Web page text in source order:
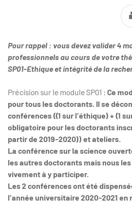
Pour rappel : vous devez valider 4
professionnels au cours de votre
SP01-Ethique et intégrité de la
Précision sur le module SP01 : Ce
pour tous les doctorants. Il se
conférences ((1 sur l'éthique) + (1
obligatoire pour les doctorants
partir de 2019-2020)) et ateliers.
La conférence sur la science
les autres doctorants mais nous
vivement à y participer.
Les 2 conférences ont été
l'année universitaire 2020-2021 en